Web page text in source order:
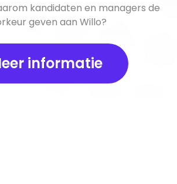
kandidaten en managers de
geven aan Willo?
informatie